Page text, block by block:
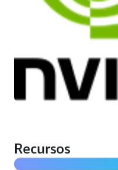
Recursos
COVID-19 com a